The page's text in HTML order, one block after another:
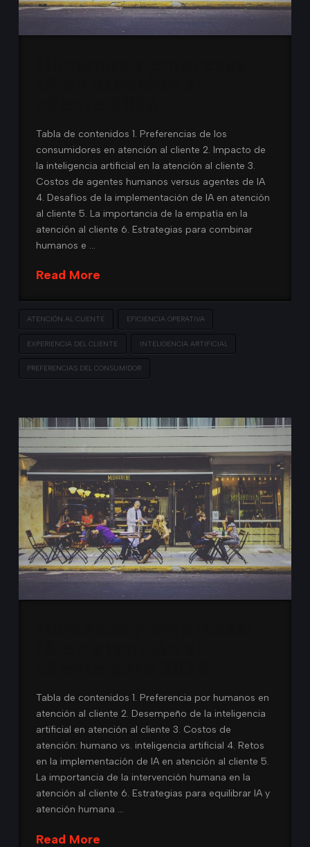
Tabla de contenidos 1. Preferencias de los
consumidores en atención al cliente 2. Impacto de
la inteligencia artificial en la atención al cliente 3.
Costos de agentes humanos versus agentes de IA
4. Desafíos de la implementación de IA en atención
al cliente 5. La importancia de la empatía en la
atención al cliente 6. Estrategias para combinar
humanos e …
Read More
ATENCIÓN AL CLIENTE EFICIENCIA OPERATIVA
EXPERIENCIA DEL CLIENTE INTELIGENCIA ARTIFICIAL
PREFERENCIAS DEL CONSUMIDOR
Tabla de contenidos 1. Preferencia por humanos en
atención al cliente 2. Desempeño de la inteligencia
artificial en atención al cliente 3. Costos de
atención: humano vs. inteligencia artificial 4. Retos
en la implementación de IA en atención al cliente 5.
La importancia de la intervención humana en la
atención al cliente 6. Estrategias para equilibrar IA y
atención humana …
Read More